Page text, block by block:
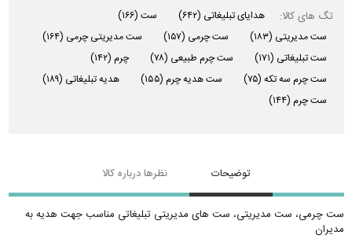
تگ های کالا: هدایای تبلیغاتی (۶۴۲) ست (۱۶۶)
ست مدیریتی (۱۸۳) ست چرمی (۱۵۷) ست مدیریتی چرمی (۱۶۴)
ست تبلیغاتی (۱۷۱) ست چرم طبیعی (۷۸) چرم (۱۴۲)
ست چرم سه تکه (۷۵) ست هدیه چرم (۱۵۵) هدیه تبلیغاتی (۱۸۹)
ست چرم (۱۴۴)
توضیحات نظرها درباره کالا
ست چرمی، ست مدیریتی، ست های مدیریتی تبلیغاتی مناسب جهت هدیه به
مدیران